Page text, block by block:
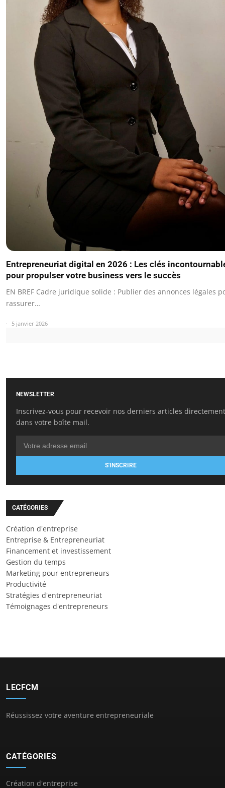
Entrepreneuriat digital en 2026 : Les clés
pour propulser votre business vers le succès
EN BREF Cadre juridique solide : Publier des annonces légales
rassurer…
5 janvier 2026
NEWSLETTER
Inscrivez-vous pour recevoir nos derniers articles directement
dans votre boîte mail.
S'INSCRIRE
CATÉGORIES
Création d'entreprise
Entreprise & Entrepreneuriat
Financement et investissement
Gestion du temps
Marketing pour entrepreneurs
Productivité
Stratégies d'entrepreneuriat
Témoignages d'entrepreneurs
LECFCM
Réussissez votre aventure entrepreneuriale
CATÉGORIES
Création d'entreprise